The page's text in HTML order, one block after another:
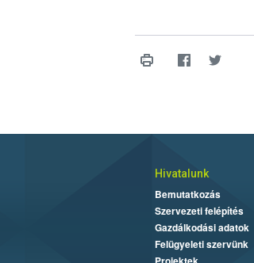
Hivatalunk
Bemutatkozás
Szervezeti felépítés
Gazdálkodási adatok
Felügyeleti szervünk